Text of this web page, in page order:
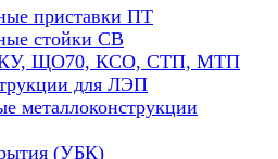
приставки ПТ
стойки СВ
ЩО70, КСО, СТП, МТП
для ЛЭП
металлоконструкции
(УБК)